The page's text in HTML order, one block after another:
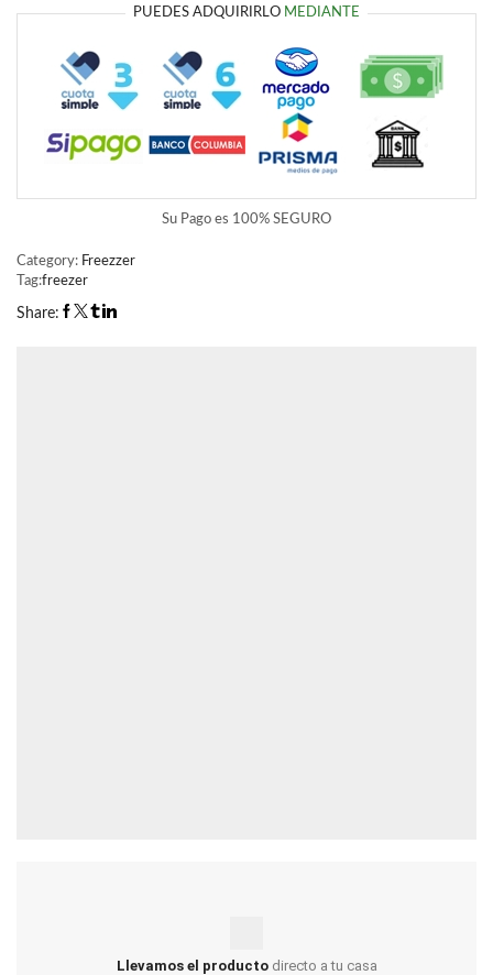
PUEDES ADQUIRIRLO MEDIANTE
Su Pago es 100% SEGURO
Category: Freezzer
Tag:freezer
Share:
Llevamos el producto directo a tu casa